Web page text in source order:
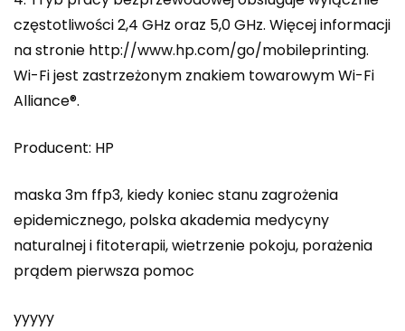
częstotliwości 2,4 GHz oraz 5,0 GHz. Więcej informacji
na stronie http://www.hp.com/go/mobileprinting.
Wi-Fi jest zastrzeżonym znakiem towarowym Wi-Fi
Alliance®.
Producent: HP
maska 3m ffp3, kiedy koniec stanu zagrożenia
epidemicznego, polska akademia medycyny
naturalnej i fitoterapii, wietrzenie pokoju, porażenia
prądem pierwsza pomoc
yyyyy